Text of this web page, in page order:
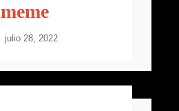
meme
julio 28, 2022